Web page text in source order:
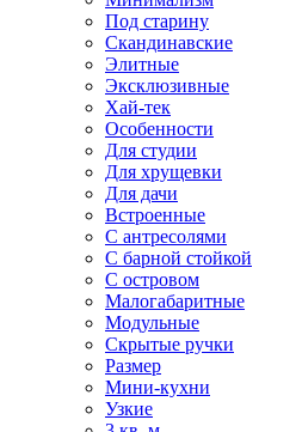
Под старину
Скандинавские
Элитные
Эксклюзивные
Хай-тек
Особенности
Для студии
Для хрущевки
Для дачи
Встроенные
С антресолями
С барной стойкой
С островом
Малогабаритные
Модульные
Скрытые ручки
Размер
Мини-кухни
Узкие